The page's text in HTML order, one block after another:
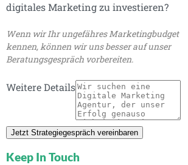
digitales Marketing zu investieren?
Wenn wir Ihr ungefähres Marketingbudget
kennen, können wir uns besser auf unser
Beratungsgespräch vorbereiten.
Weitere Details
Jetzt Strategiegespräch vereinbaren
Keep In Touch